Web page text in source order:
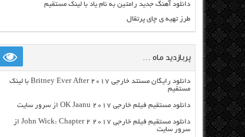
دانلود آهنگ جدید رامتین به نام یاد با لینک مستقیم
طرز تهیه ی چای پرتقال
پربازدید ماه …
دانلود رایگان مسنتد خارجی Britney Ever After 2017 با لینک
مستقیم
دانلود مستقیم فیلم خارجی OK Jaanu 2017 از سرور سایت
دانلود مستقیم فیلم خارجی John Wick: Chapter 2 2017 از
سرور سایت